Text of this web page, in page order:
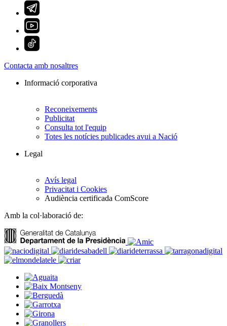
Contacta amb nosaltres
Informació corporativa
Reconeixements
Publicitat
Consulta tot l'equip
Totes les notícies publicades avui a Nació
Legal
Avís legal
Privacitat i Cookies
Audiència certificada ComScore
Amb la col·laboració de: